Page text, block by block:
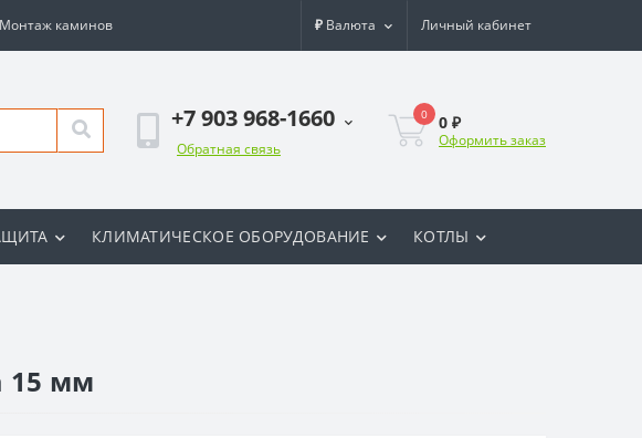
Монтаж каминов ₽ Валюта Личный кабинет
+7 903 968-1660
Обратная связь
0 0 ₽
Оформить заказ
КЛИМАТИЧЕСКОЕ ОБОРУДОВАНИЕ КОТЛЫ
15 мм